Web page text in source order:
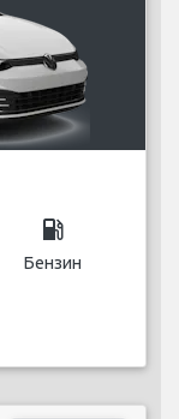
local_gas_station
Бензин